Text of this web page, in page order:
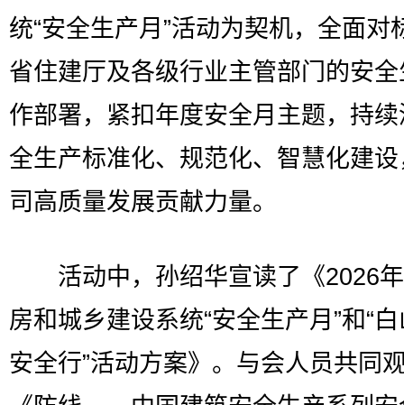
统“安全生产月”活动为契机，全面对
省住建厅及各级行业主管部门的安
作部署，紧扣年度安全月主题，持
全生产标准化、规范化、智慧化建
司高质量发展贡献力量。
活动中，孙绍华宣读了《2026
房和城乡建设系统“安全生产月”和“
安全行”活动方案》。与会人员共同